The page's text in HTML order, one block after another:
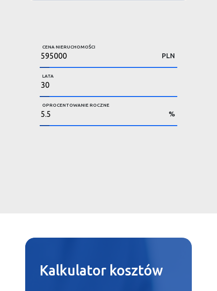
CENA NIERUCHOMOŚCI
PLN
LATA
OPROCENTOWANIE ROCZNE
%
Kalkulatorkosztów